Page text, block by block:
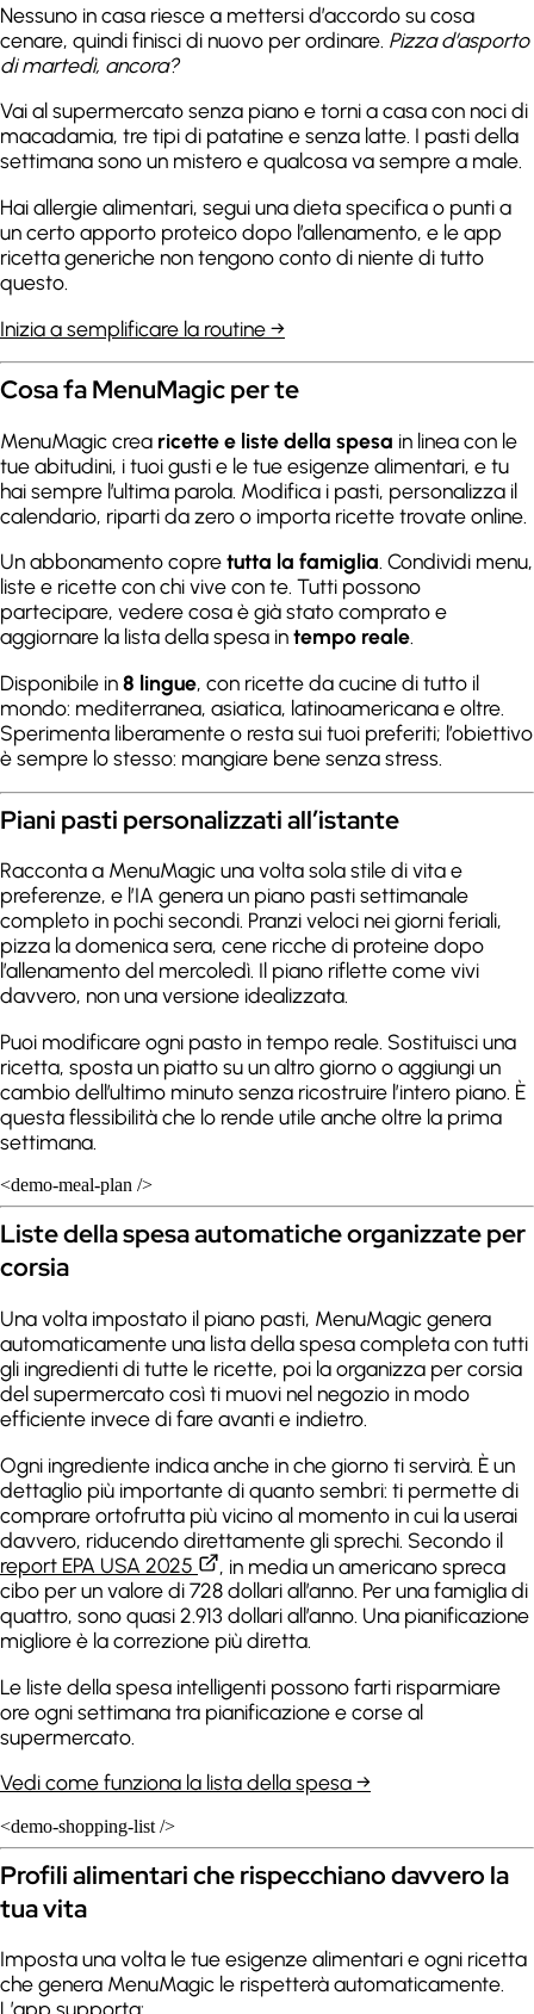
Nessuno in casa riesce a mettersi d’accordo su cosa
cenare, quindi finisci di nuovo per ordinare. Pizza d’asporto
di martedì, ancora?
Vai al supermercato senza piano e torni a casa con noci di
macadamia, tre tipi di patatine e senza latte. I pasti della
settimana sono un mistero e qualcosa va sempre a male.
Hai allergie alimentari, segui una dieta specifica o punti a
un certo apporto proteico dopo l’allenamento, e le app
ricetta generiche non tengono conto di niente di tutto
questo.
Inizia a semplificare la routine →
Cosa fa MenuMagic per te
MenuMagic crea ricette e liste della spesa in linea con le
tue abitudini, i tuoi gusti e le tue esigenze alimentari, e tu
hai sempre l’ultima parola. Modifica i pasti, personalizza il
calendario, riparti da zero o importa ricette trovate online.
Un abbonamento copretutta la famiglia. Condividi menu,
liste e ricette con chi vive con te. Tutti possono
partecipare, vedere cosa è già stato comprato e
aggiornare la lista della spesa intempo reale.
Disponibile in8 lingue, con ricette da cucine di tutto il
mondo: mediterranea, asiatica, latinoamericana e oltre.
Sperimenta liberamente o resta sui tuoi preferiti; l’obiettivo
è sempre lo stesso: mangiare bene senza stress.
Piani pasti personalizzati all’istante
Racconta a MenuMagic una volta sola stile di vita e
preferenze, e l’IA genera un piano pasti settimanale
completo in pochi secondi. Pranzi veloci nei giorni feriali,
pizza la domenica sera, cene ricche di proteine dopo
l’allenamento del mercoledì. Il piano riflette come vivi
davvero, non una versione idealizzata.
Puoi modificare ogni pasto in tempo reale. Sostituisci una
ricetta, sposta un piatto su un altro giorno o aggiungi un
cambio dell’ultimo minuto senza ricostruire l’intero piano. È
questa flessibilità che lo rende utile anche oltre la prima
settimana.
<demo-meal-plan />
Liste della spesa automatiche organizzate per
corsia
Una volta impostato il piano pasti, MenuMagic genera
automaticamente una lista della spesa completa con tutti
gli ingredienti di tutte le ricette, poi la organizza per corsia
del supermercato così ti muovi nel negozio in modo
efficiente invece di fare avanti e indietro.
Ogni ingrediente indica anche in che giorno ti servirà. È un
dettaglio più importante di quanto sembri: ti permette di
comprare ortofrutta più vicino al momento in cui la userai
davvero, riducendo direttamente gli sprechi. Secondo il
report EPA USA 2025
, in media un americano spreca
cibo per un valore di 728 dollari all’anno. Per una famiglia di
quattro, sono quasi 2.913 dollari all’anno. Una pianificazione
migliore è la correzione più diretta.
Le liste della spesa intelligenti possono farti risparmiare
ore ogni settimana tra pianificazione e corse al
supermercato.
Vedi come funziona la lista della spesa →
<demo-shopping-list />
Profili alimentari che rispecchiano davvero la
tua vita
Imposta una volta le tue esigenze alimentari e ogni ricetta
che genera MenuMagic le rispetterà automaticamente.